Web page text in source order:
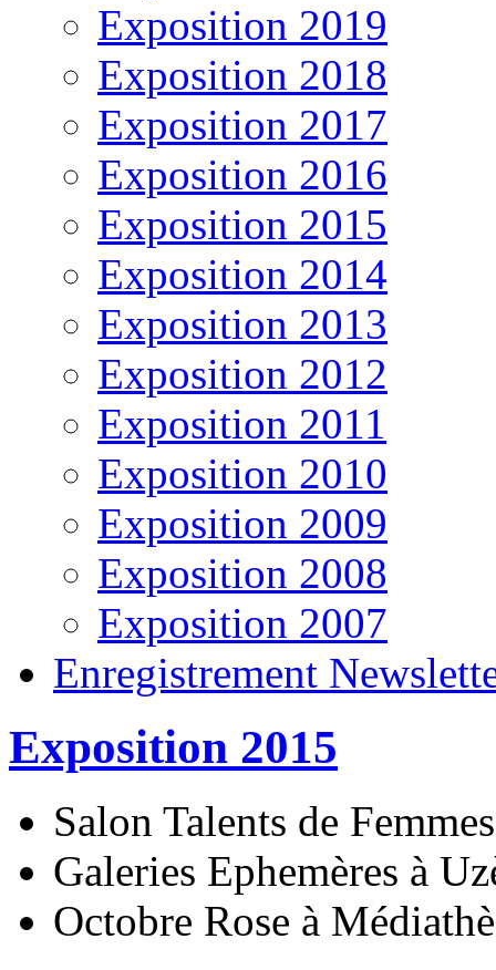
Exposition 2019
Exposition 2018
Exposition 2017
Exposition 2016
Exposition 2015
Exposition 2014
Exposition 2013
Exposition 2012
Exposition 2011
Exposition 2010
Exposition 2009
Exposition 2008
Exposition 2007
Enregistrement
Exposition 2015
Salon Talents de
Galeries
Octobre Rose à